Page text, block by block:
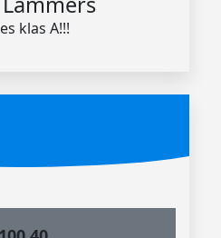
klas A!!!